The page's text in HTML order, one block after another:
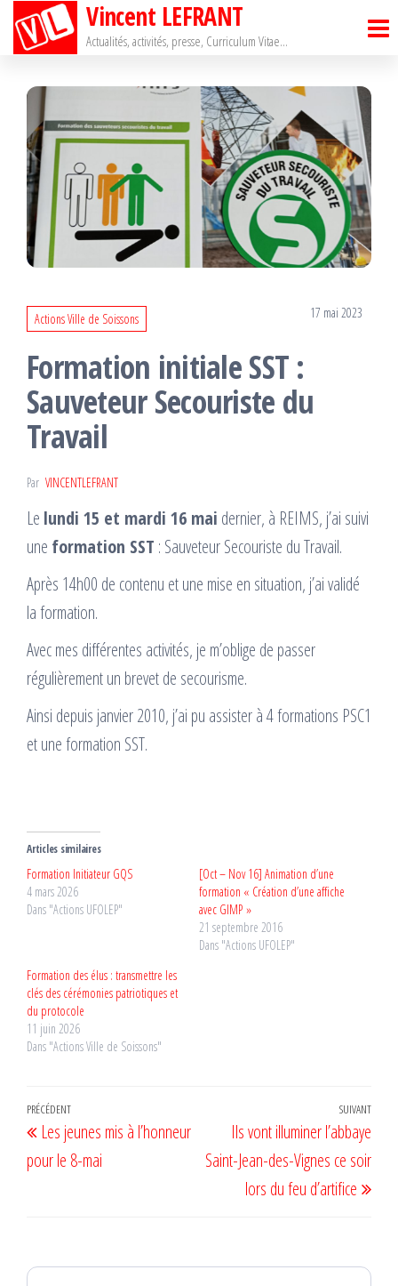
Passer
Vincent LEFRANT
Actualités, activités, presse, Curriculum Vitae…
Actions Ville de Soissons 17 mai 2023
Formation initiale SST :
Sauveteur Secouriste du
Travail
Par VINCENTLEFRANT
Le lundi 15 et mardi 16 mai dernier, à REIMS, j’ai suivi
une formation SST : Sauveteur Secouriste du Travail.
Après 14h00 de contenu et une mise en situation, j’ai validé
la formation.
Avec mes différentes activités, je m’oblige de passer
régulièrement un brevet de secourisme.
Ainsi depuis janvier 2010, j’ai pu assister à 4 formations PSC1
et une formation SST.
Articles similaires
Formation Initiateur GQS
4 mars 2026
Dans "Actions UFOLEP"
[Oct – Nov 16] Animation d’une
formation « Création d’une affiche
avec GIMP »
21 septembre 2016
Dans "Actions UFOLEP"
Formation des élus : transmettre les
clés des cérémonies patriotiques et
du protocole
11 juin 2026
Dans "Actions Ville de Soissons"
Navigation
de
l’article
Article
précédent
PRÉCÉDENT
Les jeunes mis à l’honneur
pour le 8-mai
SUIVANT
Ils vont illuminer l’abbaye
Saint-Jean-des-Vignes ce soir
lors du feu d’artifice